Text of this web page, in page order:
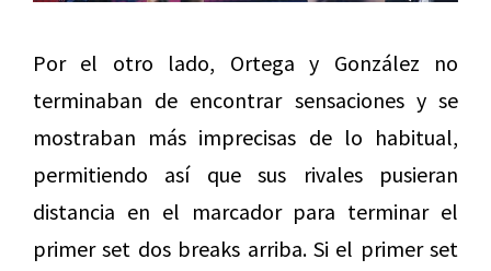
Por el otro lado, Ortega y González no
terminaban de encontrar sensaciones y se
mostraban más imprecisas de lo habitual,
permitiendo así que sus rivales pusieran
distancia en el marcador para terminar el
primer set dos breaks arriba. Si el primer set